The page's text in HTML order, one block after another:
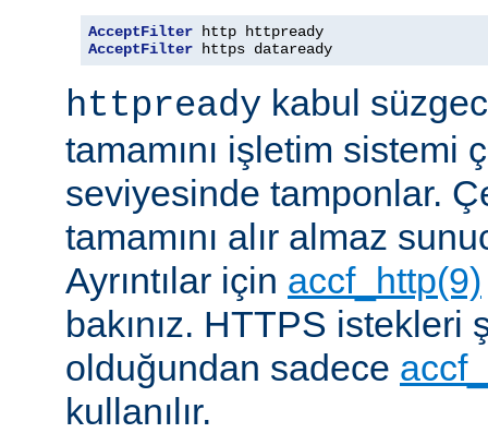
AcceptFilter
AcceptFilter https dataready
httpready kabul
tamamını işletim sistemi
seviyesinde tamponlar.
tamamını alır almaz
Ayrıntılar için accf_http(9)
bakınız. HTTPS istekleri
olduğundan sadece
kullanılır.